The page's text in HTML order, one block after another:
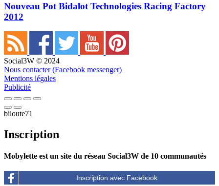
Nouveau Pot Bidalot Technologies Racing Factory
2012
Social3W © 2024
Nous contacter (Facebook messenger)
Mentions légales
Publicité
biloute71
Inscription
Mobylette est un site du réseau Social3W de 10 communautés